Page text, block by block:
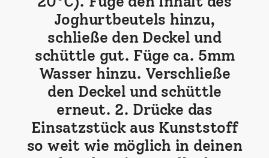
Joghurtbeutels hinzu,
schließe den Deckel und
schüttle gut. Füge ca. 5mm
Wasser hinzu. Verschließe
den Deckel und schüttle
erneut. 2. Drücke das
Einsatzstück aus Kunststoff
so weit wie möglich in deinen